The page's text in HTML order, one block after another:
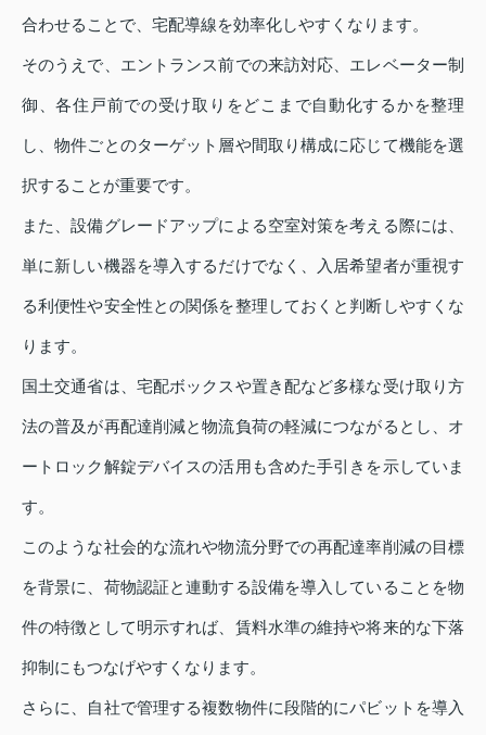
合わせることで、宅配導線を効率化しやすくなります。
そのうえで、エントランス前での来訪対応、エレベーター制
御、各住戸前での受け取りをどこまで自動化するかを整理
し、物件ごとのターゲット層や間取り構成に応じて機能を選
択することが重要です。
また、設備グレードアップによる空室対策を考える際には、
単に新しい機器を導入するだけでなく、入居希望者が重視す
る利便性や安全性との関係を整理しておくと判断しやすくな
ります。
国土交通省は、宅配ボックスや置き配など多様な受け取り方
法の普及が再配達削減と物流負荷の軽減につながるとし、オ
ートロック解錠デバイスの活用も含めた手引きを示していま
す。
このような社会的な流れや物流分野での再配達率削減の目標
を背景に、荷物認証と連動する設備を導入していることを物
件の特徴として明示すれば、賃料水準の維持や将来的な下落
抑制にもつなげやすくなります。
さらに、自社で管理する複数物件に段階的にパビットを導入